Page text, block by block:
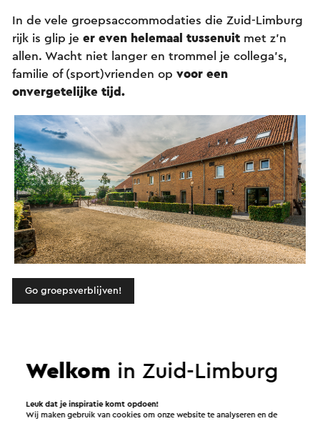
In de vele groepsaccommodaties die Zuid-Limburg
rijk is glip je er even helemaal tussenuit met z’n
allen. Wacht niet langer en trommel je collega’s,
familie of (sport)vrienden op voor een
onvergetelijke tijd.
Go groepsverblijven!
Welkom in Zuid-Limburg
Leuk dat je inspiratie komt opdoen!
Wij maken gebruik van cookies om onze website te analyseren en de